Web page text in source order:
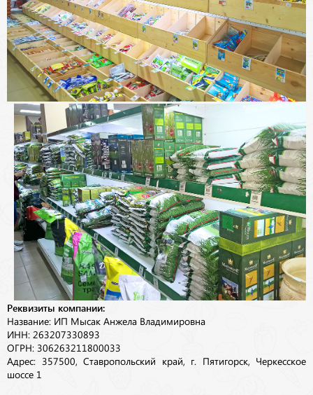
Реквизиты компании:
Название: ИП Мысак Анжела Владимировна
ИНН: 263207330893
ОГРН: 306263211800033
Адрес: 357500, Ставропольский край, г. Пятигорск, Черкесское
шоссе 1